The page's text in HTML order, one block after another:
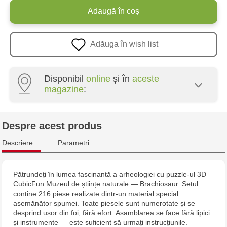
Adaugă în coș
Adăuga în wish list
Disponibil online și în aceste
magazine:
Jucarenia Buiucani Alfa
Jucărenia Bălți - str. Alexandru Cel Bun, 5
Jucărenia Cahul - str. Ștefan cel Mare, 29А
Despre acest produs
Descriere Parametri
Pătrundeți în lumea fascinantă a arheologiei cu puzzle-ul 3D
CubicFun Muzeul de științe naturale — Brachiosaur. Setul
conține 216 piese realizate dintr-un material special
asemănător spumei. Toate piesele sunt numerotate și se
desprind ușor din foi, fără efort. Asamblarea se face fără lipici
și instrumente — este suficient să urmați instrucțiunile.